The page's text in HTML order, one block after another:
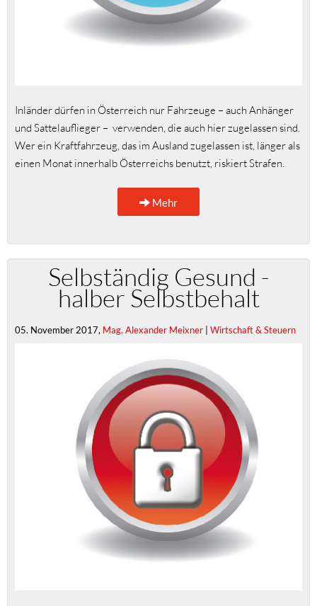
Inländer dürfen in Österreich nur Fahrzeuge – auch Anhänger
und Sattelauflieger – verwenden, die auch hier zugelassen sind.
Wer ein Kraftfahrzeug, das im Ausland zugelassen ist, länger als
einen Monat innerhalb Österreichs benutzt, riskiert Strafen.
Mehr
Selbständig Gesund -
halber Selbstbehalt
05. November 2017, Mag. Alexander Meixner | Wirtschaft & Steuern